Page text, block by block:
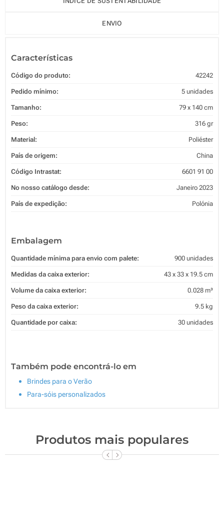
ENVIO
Características
Código do produto: 42242
Pedido mínimo: 5 unidades
Tamanho: 79 x 140 cm
Peso: 316 gr
Material: Poliéster
País de origem: China
Código Intrastat: 6601 91 00
No nosso catálogo desde: Janeiro 2023
País de expedição: Polónia
Embalagem
Quantidade mínima para envio com palete: 900 unidades
Medidas da caixa exterior: 43 x 33 x 19.5 cm
Volume da caixa exterior: 0.028 m³
Peso da caixa exterior: 9.5 kg
Quantidade por caixa: 30 unidades
Também pode encontrá-lo em
Brindes para o Verão
Para-sóis personalizados
Produtos mais populares